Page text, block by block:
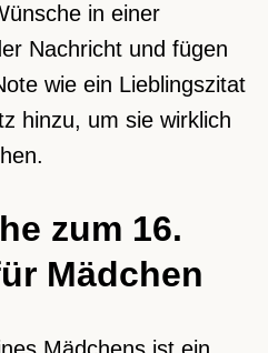
in einer
Nachricht und fügen
wie ein Lieblingszitat
hinzu, um sie wirklich
zum 16.
Mädchen